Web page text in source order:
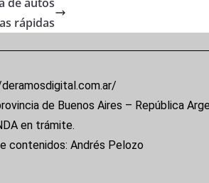
rápidas
de Buenos Aires – República
en trámite.
contenidos: Andrés Pelozo